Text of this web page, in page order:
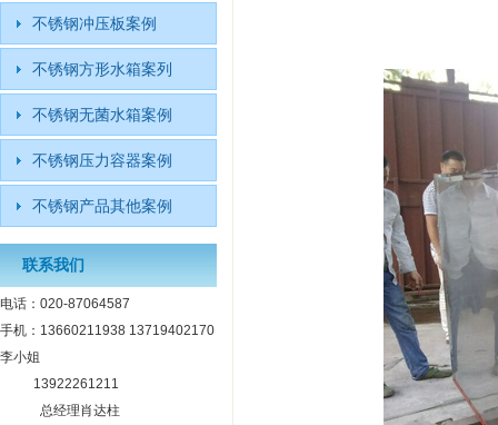
不锈钢冲压板案例
不锈钢方形水箱案列
不锈钢无菌水箱案例
不锈钢压力容器案例
不锈钢产品其他案例
联系我们
电话：020-87064587
手机：13660211938 13719402170
李小姐
13922261211
总经理肖达柱